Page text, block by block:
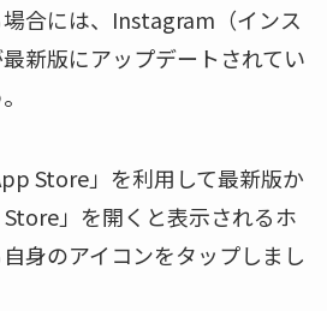
合には、Instagram（インス
新版にアップデートされてい
Store」を利用して最新版か
」を開くと表示されるホ
身のアイコンをタップしまし